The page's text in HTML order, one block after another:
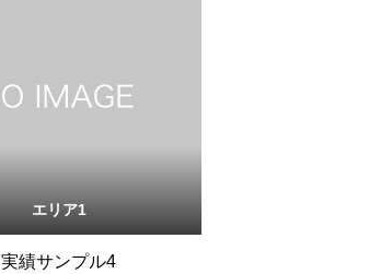
エリア1
実績サンプル4